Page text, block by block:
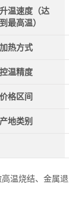
升温速度（达
到最高温）
加热方式
控温精度
价格区间
产地类别
温烧结、金属